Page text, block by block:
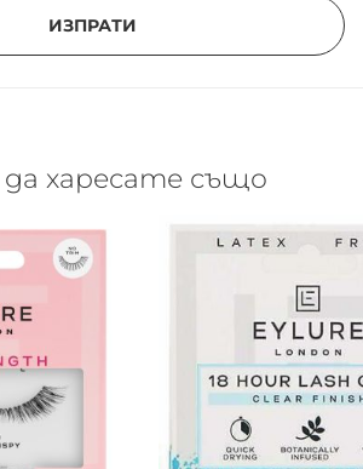
ИЗПРАТИ
харесате също